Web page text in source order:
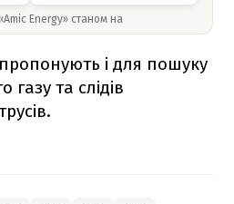
Energy» станом на
і для пошуку
газу та слідів